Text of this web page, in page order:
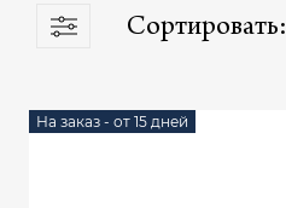
Сортировать:
На заказ - от 15 дней